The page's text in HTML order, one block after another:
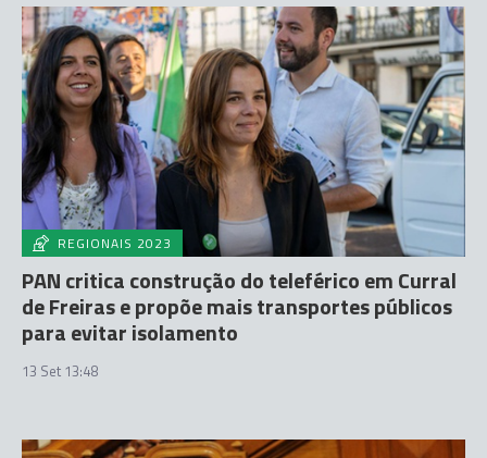
REGIONAIS 2023
PAN critica construção do teleférico em Curral
de Freiras e propõe mais transportes públicos
para evitar isolamento
13 Set 13:48